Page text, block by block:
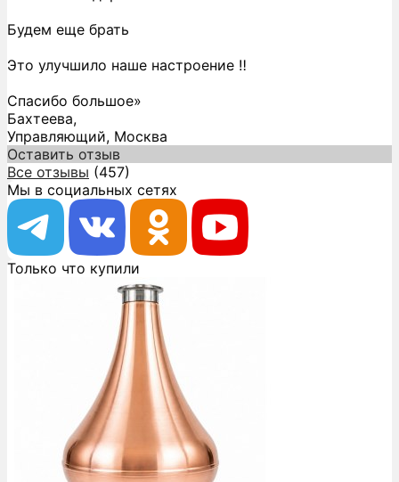
Будем еще брать
Это улучшило наше настроение ‼️
Спасибо большое»
Бахтеева,
Управляющий, Москва
Оставить отзыв
Все отзывы (457)
Мы в социальных сетях
Только что купили